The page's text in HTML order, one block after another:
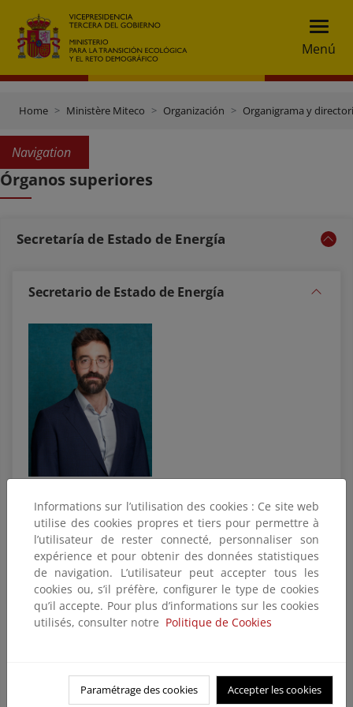
Menú
Home Ministère Miteco Organización Organigrama y
Navigation
Órganos superiores
Secretaría de Estado de Energía
Secretario de Estado de Energía
D. Joan Groizard Payeras
Secretaría
Dirección: Paseo de la Castellana, 160 - Madrid 28071
Correo electrónico:Bzn-seenergia@miteco.es
Gabinete
Dirección General de Política Energética y
Informations sur l’utilisation des cookies : Ce site web
utilise des cookies propres et tiers pour permettre à
l’utilisateur de rester connecté, personnaliser son
expérience et pour obtenir des données statistiques
de navigation. L’utilisateur peut accepter tous les
cookies ou, s’il préfère, configurer le type de cookies
qu’il accepte. Pour plus d’informations sur les cookies
utilisés, consulter notre Politique de Cookies
Paramétrage des cookies Accepter les cookies